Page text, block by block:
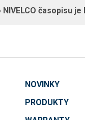
časopisu
NOVINKY
PRODUKTY